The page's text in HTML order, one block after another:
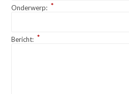
Onderwerp: *
Bericht: *